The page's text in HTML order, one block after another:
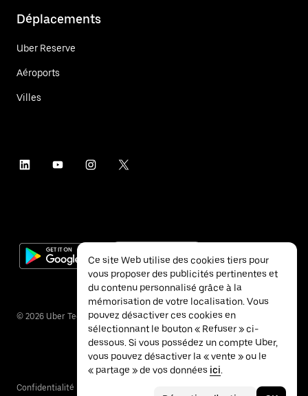
Déplacements
Uber Reserve
Aéroports
Villes
© 2026 Uber Technologies Inc.
Confidentialité
Ce site Web utilise des cookies tiers pour
vous proposer des publicités pertinentes et
du contenu personnalisé grâce à la
mémorisation de votre localisation. Vous
pouvez désactiver ces cookies en
sélectionnant le bouton « Refuser » ci-
dessous. Si vous possédez un compte Uber,
vous pouvez désactiver la « vente » ou le
« partage » de vos données ici.